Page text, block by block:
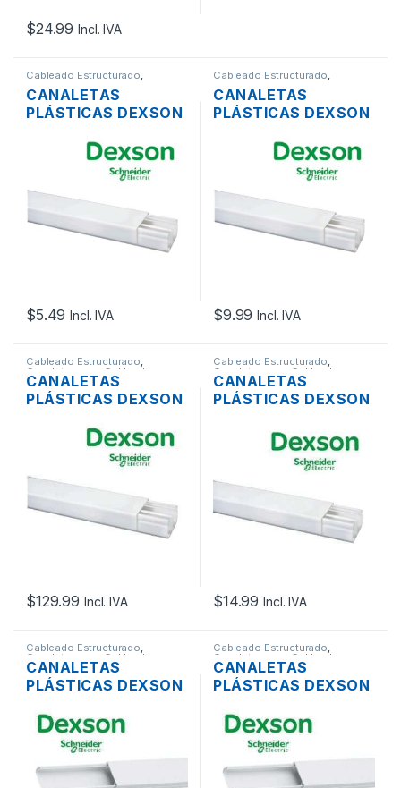
$24.99 Incl. IVA
Cableado Estructurado,
Accesorios
CANALETAS
PLÁSTICAS DEXSON
32 X 12MM 40
UNIDADES
$5.49 Incl. IVA
Cableado Estructurado,
Accesorios
CANALETAS
PLÁSTICAS DEXSON
40 X 25MM 10
UNIDADES
$9.99 Incl. IVA
Cableado Estructurado,
Canaletas para Cableado y
Accesorios
CANALETAS
PLÁSTICAS DEXSON
60 X 40MM 10
UNIDADES
$129.99 Incl. IVA
Cableado Estructurado,
Canaletas para Cableado y
Accesorios
CANALETAS
PLÁSTICAS DEXSON
60 X 40MM 10
UNIDADES
$14.99 Incl. IVA
Cableado Estructurado,
Canaletas para Cableado y
Accesorios
CANALETAS
PLÁSTICAS DEXSON
ADHESIVA PVC 13 X
7MM 50 UNIDADES
Cableado Estructurado,
Canaletas para Cableado y
Accesorios
CANALETAS
PLÁSTICAS DEXSON
ADHESIVO PVC 20 X
12MM 50 UNIDADES